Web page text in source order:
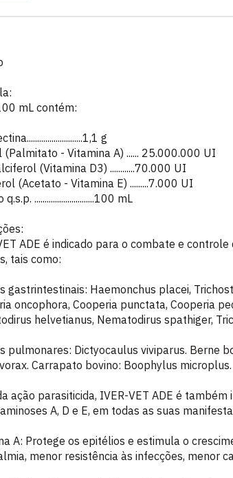
mL contém:
g
(Palmitato - Vitamina A) ...... 25.000.000 UI
(Vitamina D3) ............70.000 UI
(Acetato - Vitamina E) .........7.000 UI
.............................100 mL
ADE é indicado para o combate e
tais como:
gastrintestinais: Haemonchus placei,
oncophora, Cooperia punctata, Cooperia
helvetianus, Nematodirus spathiger,
pulmonares: Dictyocaulus viviparus. Berne
Carrapato bovino: Boophylus microplus.
ação parasiticida, IVER-VET ADE é
A, D e E, em todas as suas
A: Protege os epitélios e estimula o
menor resistência às infecções, menor